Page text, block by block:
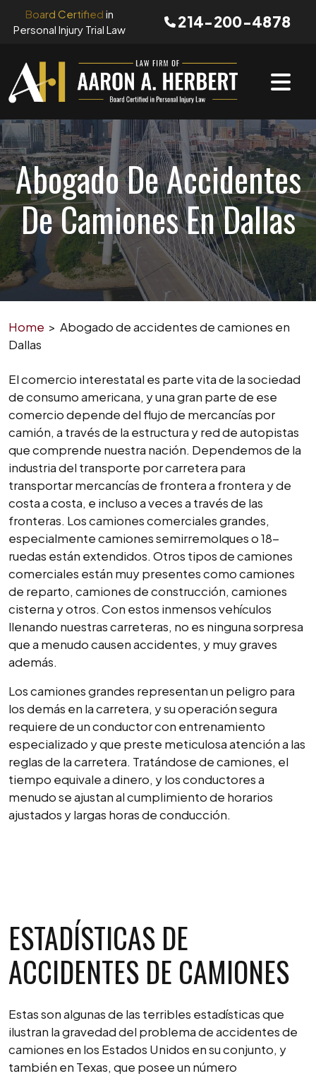
Board Certified in
Personal Injury Trial Law
214-200-4878
Abogado De Accidentes
De Camiones En Dallas
Home > Abogado de accidentes de camiones en
Dallas
El comercio interestatal es parte vita de la sociedad
de consumo americana, y una gran parte de ese
comercio depende del flujo de mercancías por
camión, a través de la estructura y red de autopistas
que comprende nuestra nación. Dependemos de la
industria del transporte por carretera para
transportar mercancías de frontera a frontera y de
costa a costa, e incluso a veces a través de las
fronteras. Los camiones comerciales grandes,
especialmente camiones semirremolques o 18-
ruedas están extendidos. Otros tipos de camiones
comerciales están muy presentes como camiones
de reparto, camiones de construcción, camiones
cisterna y otros. Con estos inmensos vehículos
llenando nuestras carreteras, no es ninguna sorpresa
que a menudo causen accidentes, y muy graves
además.
Los camiones grandes representan un peligro para
los demás en la carretera, y su operación segura
requiere de un conductor con entrenamiento
especializado y que preste meticulosa atención a las
reglas de la carretera. Tratándose de camiones, el
tiempo equivale a dinero, y los conductores a
menudo se ajustan al cumplimiento de horarios
ajustados y largas horas de conducción.
ESTADÍSTICAS DE
ACCIDENTES DE CAMIONES
Estas son algunas de las terribles estadísticas que
ilustran la gravedad del problema de accidentes de
camiones en los Estados Unidos en su conjunto, y
también en Texas, que posee un número